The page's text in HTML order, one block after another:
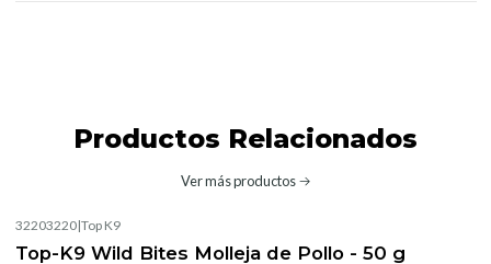
Productos Relacionados
Ver más productos
32203220|Top K9
Top-K9 Wild Bites Molleja de Pollo - 50 g